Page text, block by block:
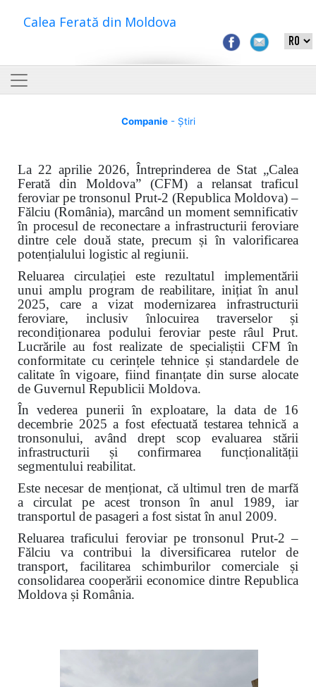
Calea Ferată din Moldova
Companie- Știri
La 22 aprilie 2026, Întreprinderea de Stat „Calea
Ferată din Moldova” (CFM) a relansat traficul
feroviar pe tronsonul Prut-2 (Republica Moldova) –
Fălciu (România), marcând un moment semnificativ
în procesul de reconectare a infrastructurii feroviare
dintre cele două state, precum și în valorificarea
potențialului logistic al regiunii.
Reluarea circulației este rezultatul implementării
unui amplu program de reabilitare, inițiat în anul
2025, care a vizat modernizarea infrastructurii
feroviare, inclusiv înlocuirea traverselor și
recondiționarea podului feroviar peste râul Prut.
Lucrările au fost realizate de specialiștii CFM în
conformitate cu cerințele tehnice și standardele de
calitate în vigoare, fiind finanțate din surse alocate
de Guvernul Republicii Moldova.
În vederea punerii în exploatare, la data de 16
decembrie 2025 a fost efectuată testarea tehnică a
tronsonului, având drept scop evaluarea stării
infrastructurii și confirmarea funcționalității
segmentului reabilitat.
Este necesar de menționat, că ultimul tren de marfă
a circulat pe acest tronson în anul 1989, iar
transportul de pasageri a fost sistat în anul 2009.
Reluarea traficului feroviar pe tronsonul Prut-2 –
Fălciu va contribui la diversificarea rutelor de
transport, facilitarea schimburilor comerciale și
consolidarea cooperării economice dintre Republica
Moldova și România.